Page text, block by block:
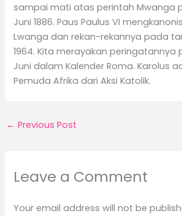
sampai mati atas perintah Mwanga
Juni 1886. Paus Paulus VI
Lwanga dan rekan-rekannya pada
1964. Kita merayakan
Juni dalam Kalender Roma. Karolus
Pemuda Afrika dari Aksi Katolik.
← Previous Post
Leave a Comment
Your email address will not be